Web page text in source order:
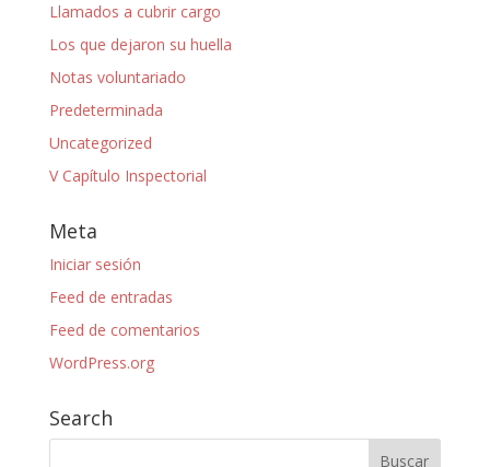
Llamados a cubrir cargo
Los que dejaron su huella
Notas voluntariado
Predeterminada
Uncategorized
V Capítulo Inspectorial
Meta
Iniciar sesión
Feed de entradas
Feed de comentarios
WordPress.org
Search